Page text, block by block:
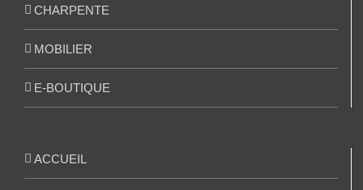
CHARPENTE
MOBILIER
E-BOUTIQUE
ACCUEIL